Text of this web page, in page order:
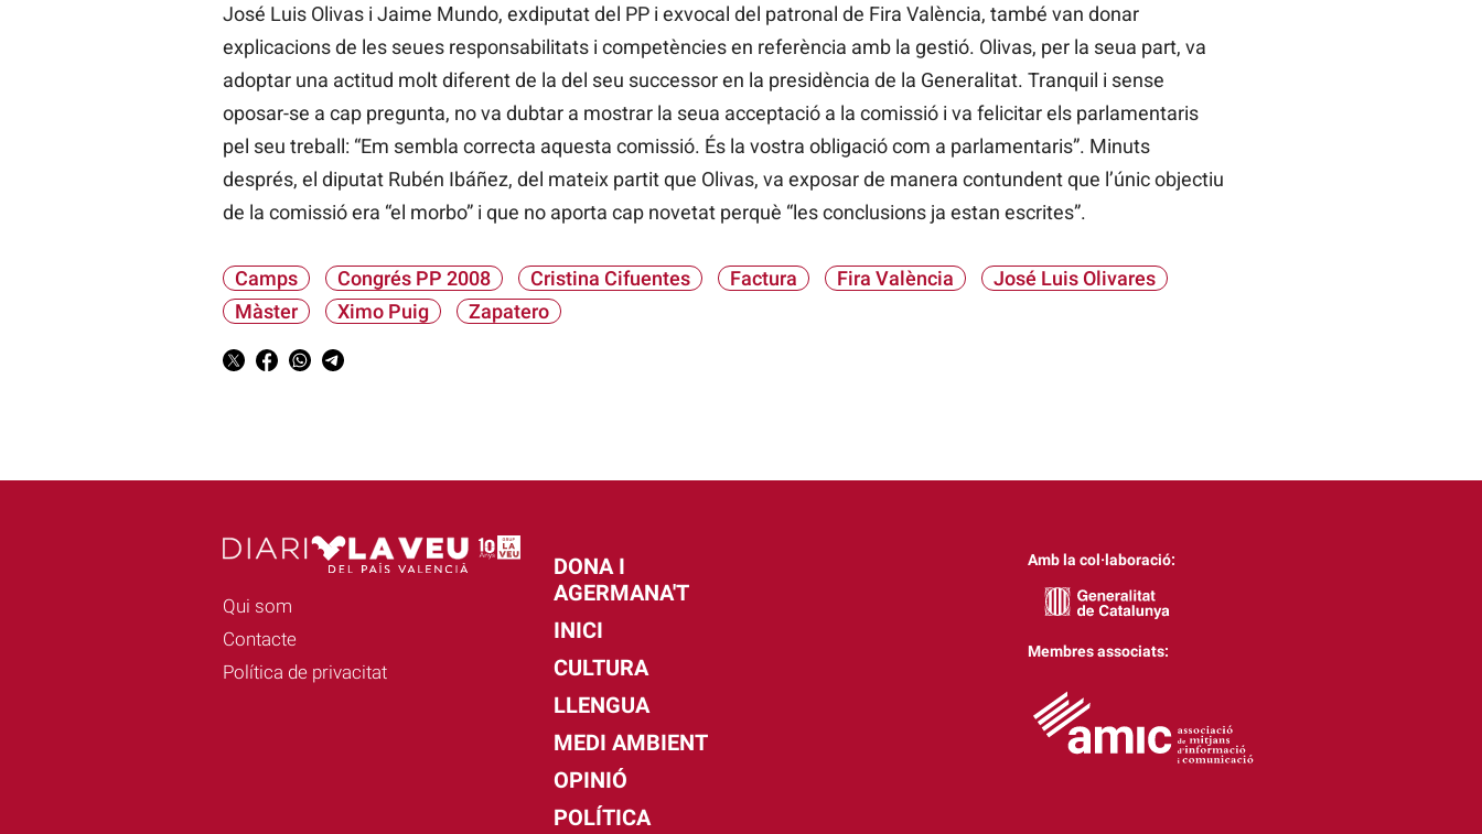
José Luis Olivas i Jaime Mundo, exdiputat del PP i exvocal del patronal de Fira València, també van donar
explicacions de les seues responsabilitats i competències en referència amb la gestió. Olivas, per la seua part, va
adoptar una actitud molt diferent de la del seu successor en la presidència de la Generalitat. Tranquil i sense
oposar-se a cap pregunta, no va dubtar a mostrar la seua acceptació a la comissió i va felicitar els parlamentaris
pel seu treball: “Em sembla correcta aquesta comissió. És la vostra obligació com a parlamentaris”. Minuts
després, el diputat Rubén Ibáñez, del mateix partit que Olivas, va exposar de manera contundent que l’únic objectiu
de la comissió era “el morbo” i que no aporta cap novetat perquè “les conclusions ja estan escrites”.
Camps Congrés PP 2008 Cristina Cifuentes Factura Fira València
José Luis Olivares
Màster
Ximo Puig Zapatero
Qui som
Contacte
Política de privacitat
DONA I
AGERMANA'T
INICI
CULTURA
LLENGUA
MEDI AMBIENT
OPINIÓ
POLÍTICA
Amb la col·laboració:
Membres associats: